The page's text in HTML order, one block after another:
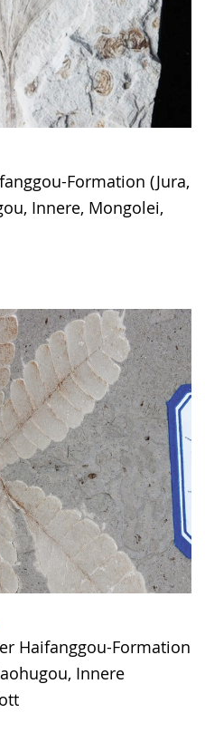
Formation (Jura,
Innere, Mongolei,
Haifanggou-Formation
Innere